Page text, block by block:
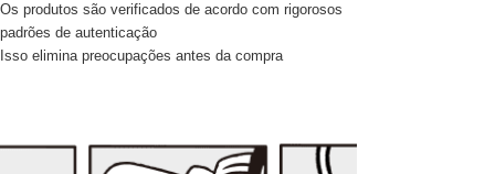
Os produtos são verificados de acordo com rigorosos
padrões de autenticação
Isso elimina preocupações antes da compra